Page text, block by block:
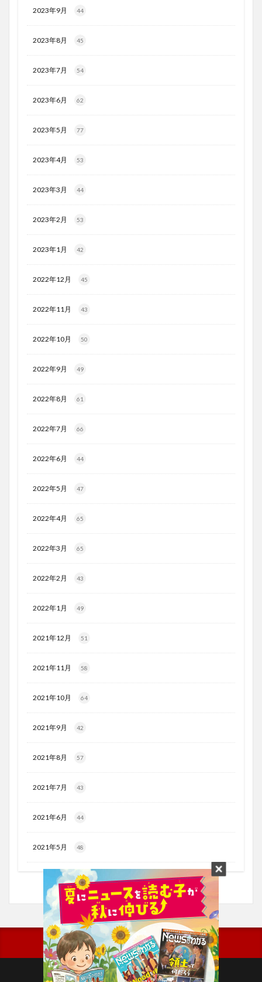
2023年9月 44
2023年8月 45
2023年7月 54
2023年6月 62
2023年5月 77
2023年4月 53
2023年3月 44
2023年2月 53
2023年1月 42
2022年12月 45
2022年11月 43
2022年10月 50
2022年9月 49
2022年8月 61
2022年7月 66
2022年6月 44
2022年5月 47
2022年4月 65
2022年3月 65
2022年2月 43
2022年1月 49
2021年12月 51
2021年11月 58
2021年10月 64
2021年9月 42
2021年8月 57
2021年7月 43
2021年6月 44
2021年5月 48